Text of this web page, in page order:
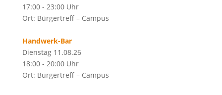
17:00 - 23:00 Uhr
Ort: Bürgertreff – Campus
Handwerk-Bar
Dienstag 11.08.26
18:00 - 20:00 Uhr
Ort: Bürgertreff – Campus